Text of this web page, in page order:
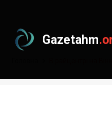
Gazetahm
В райцентрі на